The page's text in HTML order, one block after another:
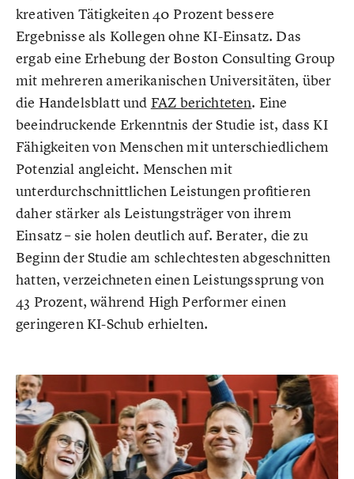
kreativen Tätigkeiten 40 Prozent bessere
Ergebnisse als Kollegen ohne KI-Einsatz. Das
ergab eine Erhebung der Boston Consulting Group
mit mehreren amerikanischen Universitäten, über
die Handelsblatt und FAZ berichteten. Eine
beeindruckende Erkenntnis der Studie ist, dass KI
Fähigkeiten von Menschen mit unterschiedlichem
Potenzial angleicht. Menschen mit
unterdurchschnittlichen Leistungen profitieren
daher stärker als Leistungsträger von ihrem
Einsatz – sie holen deutlich auf. Berater, die zu
Beginn der Studie am schlechtesten abgeschnitten
hatten, verzeichneten einen Leistungssprung von
43 Prozent, während High Performer einen
geringeren KI-Schub erhielten.